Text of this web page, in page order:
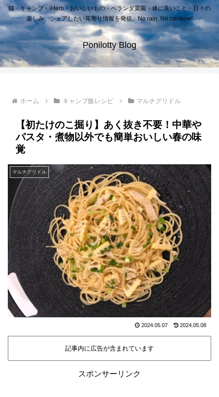
猫・キャンプ・iHerb・おいしいもの・ベランダ菜園・体に良いこと・日々の
楽しみ、シェアしたい耳寄り情報を発信。No rain, No rainbow!
Ponilotty Blog
ホーム キャンプ飯レシピ マルチグリドル
【初たけのこ掘り】あく抜き不要！中華や
パスタ・煮物以外でも簡単おいしい春の味
覚
マルチグリドル
2024.05.07 2024.05.08
記事内に広告が含まれています
スポンサーリンク